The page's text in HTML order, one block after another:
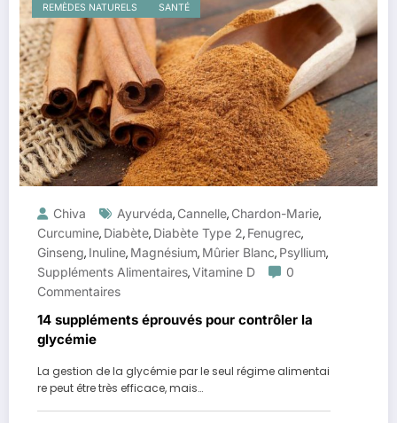
REMÈDES NATURELS
SANTÉ
Chiva Ayurvéda, Cannelle, Chardon-Marie,
Curcumine, Diabète, Diabète Type 2, Fenugrec,
Ginseng, Inuline, Magnésium, Mûrier Blanc, Psyllium,
Suppléments Alimentaires,Vitamine D
0
Commentaires
14 suppléments éprouvés pour contrôler la
glycémie
La gestion de la glycémie par le seul régime alimentai
re peut être très efficace, mais…